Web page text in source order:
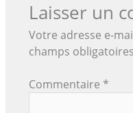
Laisser un
Votre adresse e-
champs
Commentaire *